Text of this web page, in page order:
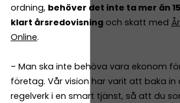
ordning, behöver det inte ta mer än
klart årsredovisning och skatt med
Online.
– Man ska inte behöva vara ekonom
företag. Vår vision har varit att baka in
regelverk i en smart tjänst, så att du